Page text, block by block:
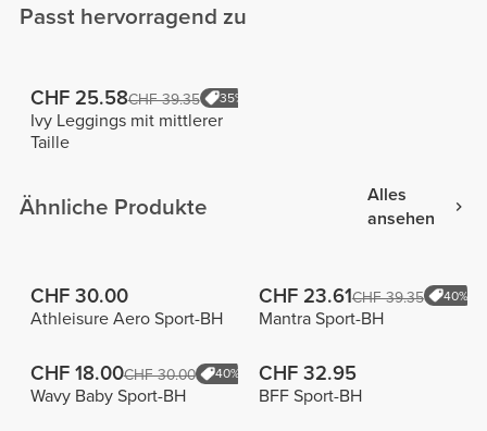
Passt hervorragend zu
CHF 25.58CHF 39.35 35%
Ivy Leggings mit mittlerer
Taille
Ähnliche Produkte
Alles
ansehen
CHF 30.00
Athleisure Aero Sport-BH
CHF 23.61CHF 39.35 40%
Mantra Sport-BH
CHF 18.00CHF 30.00 40%
Wavy Baby Sport-BH
CHF 32.95
BFF Sport-BH